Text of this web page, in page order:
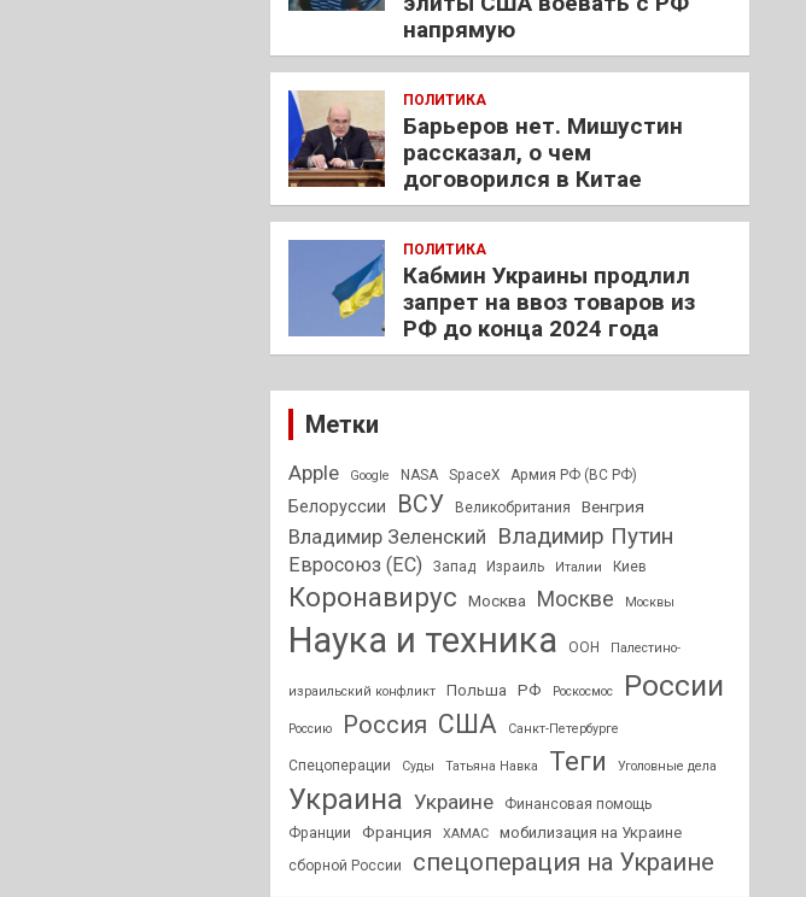
напрямую
ПОЛИТИКА
Барьеров нет. Мишустин
рассказал, о чем
договорился в Китае
ПОЛИТИКА
Кабмин Украины продлил
запрет на ввоз товаров из
РФ до конца 2024 года
Метки
Apple Google NASA SpaceX Армия РФ (ВС РФ)
Белоруссии ВСУ Великобритания Венгрия
Владимир Зеленский Владимир Путин
Евросоюз (ЕС) Запад Израиль Италии Киев
Коронавирус Москва Москве Москвы
Наука и техника ООН Палестино-
израильский конфликт Польша РФ Роскосмос России
Россию Россия США Санкт-Петербурге
Спецоперации Суды Татьяна Навка Теги Уголовные дела
Украина Украине
Финансовая помощь
Франции
Франция ХАМАС мобилизация на Украине
сборной России спецоперация на Украине